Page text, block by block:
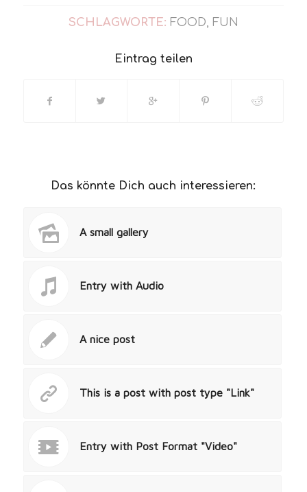
SCHLAGWORTE: FOOD, FUN
Eintrag teilen
Das könnte Dich auch interessieren:
A small gallery
Entry with Audio
A nice post
This is a post with post type "Link"
Entry with Post Format "Video"